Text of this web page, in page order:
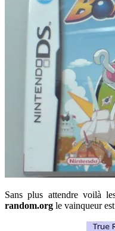
Sans plus attendre voilà
random.org le vainqueur